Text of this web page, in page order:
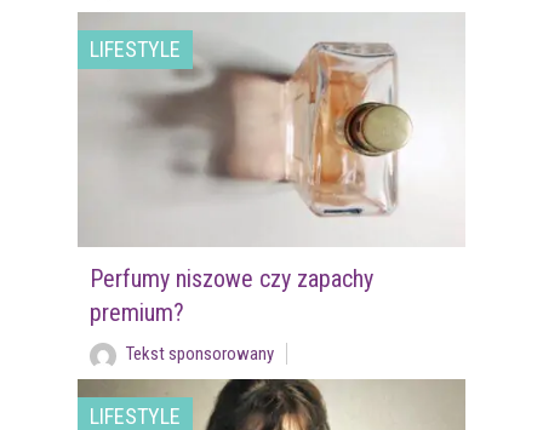
LIFESTYLE
Perfumy niszowe czy zapachy
premium?
Tekst sponsorowany
LIFESTYLE